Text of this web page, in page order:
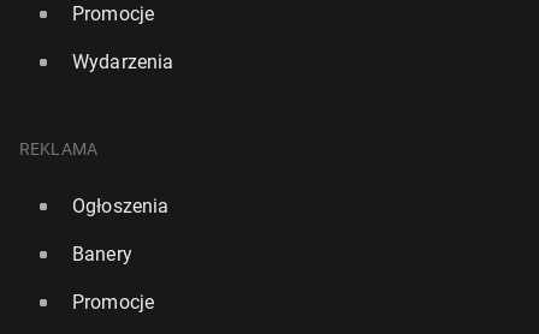
Promocje
Wydarzenia
REKLAMA
Ogłoszenia
Banery
Promocje